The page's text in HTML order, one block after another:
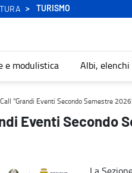
TURISMO
e modulistica Albi,
attiva sezione FAQ -
“Grandi Eventi Secondo Semestre
Eventi Secondo
La